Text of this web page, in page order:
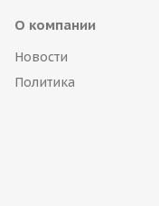
О компании
Новости
Политика